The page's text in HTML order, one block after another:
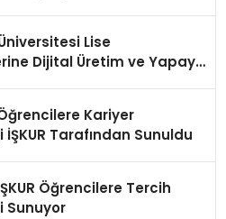
Lise
Dijital Üretim ve Yapay
Kariyer
İŞKUR Tarafından Sunuldu
Öğrencilere Tercih
Sunuyor